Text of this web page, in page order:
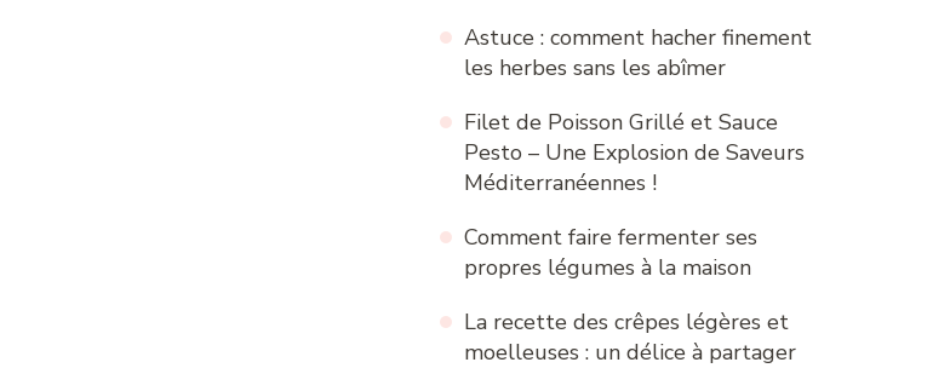
Astuce : comment hacher finement
les herbes sans les abîmer
Filet de Poisson Grillé et Sauce
Pesto – Une Explosion de Saveurs
Méditerranéennes !
Comment faire fermenter ses
propres légumes à la maison
La recette des crêpes légères et
moelleuses : un délice à partager